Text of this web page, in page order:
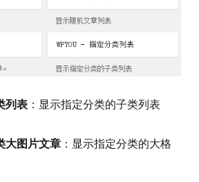
列表 ：显示指定分类的子类列表
大图片文章 ：显示指定分类的大格